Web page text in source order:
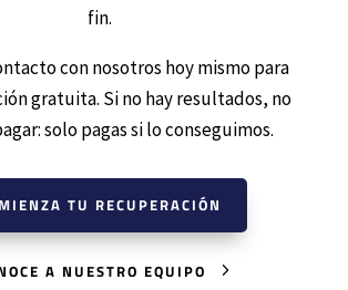
fin.
con nosotros hoy mismo para
gratuita. Si no hay resultados, no
solo pagas si lo conseguimos.
TU RECUPERACIÓN
A NUESTRO EQUIPO